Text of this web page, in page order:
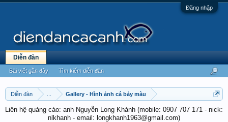
Đăng nhập
Diễn đàn Gallery - Hình ảnh cá bảy màu
Liên hệ quảng cáo: anh Nguyễn Long Khánh (mobile: 0907 707 171 - nick:
nlkhanh - email: longkhanh1963@gmail.com)
Diễn đàn
Bài viết gần đây Tìm kiếm diễn đàn